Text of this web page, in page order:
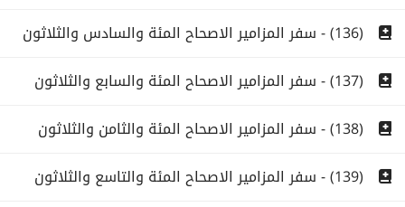
(136) - سفر المزامير الاصحاح المئة والسادس والثلاثون
(137) - سفر المزامير الاصحاح المئة والسابع والثلاثون
(138) - سفر المزامير الاصحاح المئة والثامن والثلاثون
(139) - سفر المزامير الاصحاح المئة والتاسع والثلاثون